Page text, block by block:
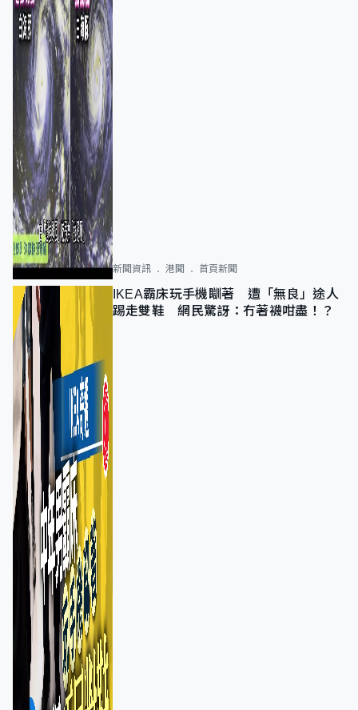
新聞資訊 港聞 首頁新聞
IKEA霸床玩手機瞓著 遭「無良」途人
踢走雙鞋 網民驚訝：冇著襪咁盡！？